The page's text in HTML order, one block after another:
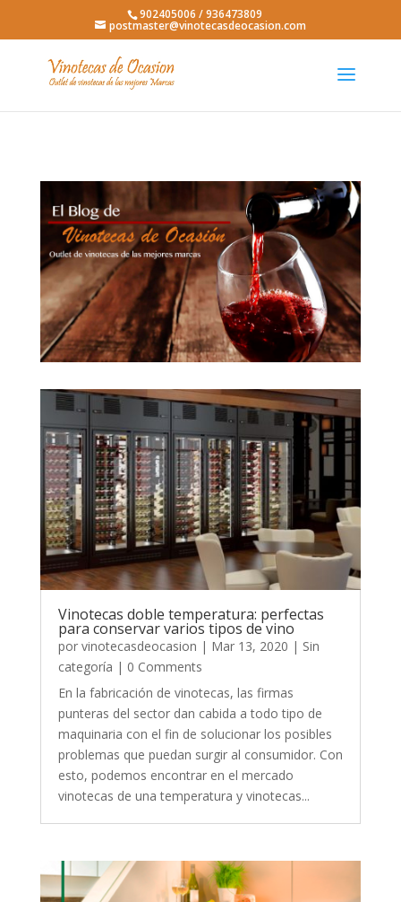
902405006 / 936473809
postmaster@vinotecasdeocasion.com
Vinotecas doble temperatura: perfectas
para conservar varios tipos de vino
por vinotecasdeocasion | Mar 13, 2020 | Sin
categoría | 0 Comments
En la fabricación de vinotecas, las firmas
punteras del sector dan cabida a todo tipo de
maquinaria con el fin de solucionar los posibles
problemas que puedan surgir al consumidor. Con
esto, podemos encontrar en el mercado
vinotecas de una temperatura y vinotecas...